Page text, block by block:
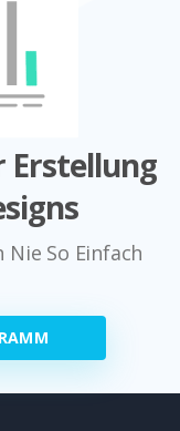
Erstellung
So Einfach